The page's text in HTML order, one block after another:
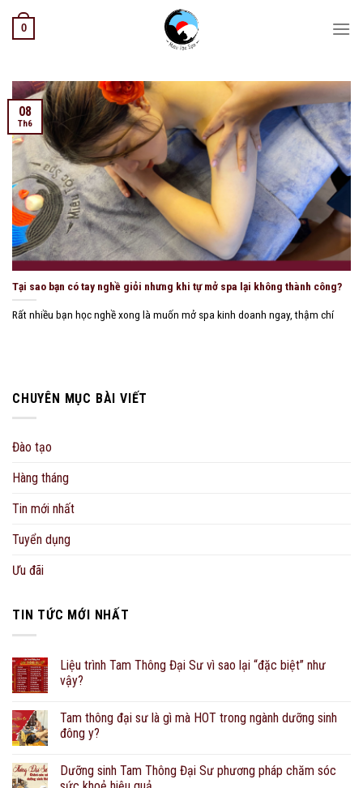
Skip
0
CHUYÊN MỤC BÀI VIẾT
Đào tạo
Hàng tháng
Tin mới nhất
Tuyển dụng
Ưu đãi
TIN TỨC MỚI NHẤT
Liệu trình Tam Thông Đại Sư vì sao lại “đặc biệt” như
vậy?
Tam thông đại sư là gì mà HOT trong ngành dưỡng sinh
đông y?
Dưỡng sinh Tam Thông Đại Sư phương pháp chăm sóc
Tại sao bạn có tay nghề giỏi nhưng khi tự mở spa lại không thành công?
Rất nhiều bạn học nghề xong là muốn mở spa kinh doanh ngay, thậm chí
08
Th6